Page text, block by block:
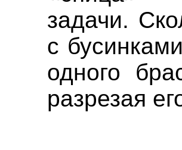
задачи.
с
одного
разрезая